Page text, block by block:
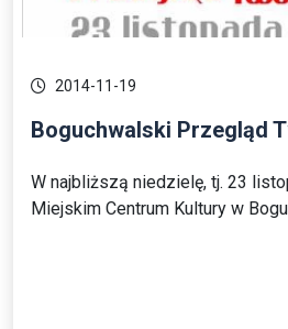
2014-11-19
Boguchwalski Przegląd
W najbliższą niedzielę, tj. 23
Miejskim Centrum Kultury w